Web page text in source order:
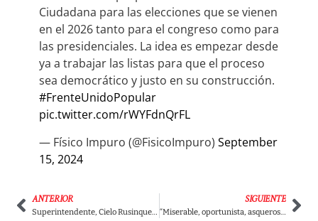
Ciudadana para las elecciones que se vienen
en el 2026 tanto para el congreso como para
las presidenciales. La idea es empezar desde
ya a trabajar las listas para que el proceso
sea democrático y justo en su construcción.
#FrenteUnidoPopular
pic.twitter.com/rWYFdnQrFL
— Físico Impuro (@FisicoImpuro) September
15, 2024
ANTERIOR
Superintendente, Cielo Rusinque, dejó en ridículo a Angélica Lozano por minimizar las amenazas a la democracia en Colombia
SIGUIENTE
“Miserable, oportunista, asqueroso”: Concejales y ciudadanos se le van con toda a Peñalosa por usar la muerte de una joven para promover TransMilenio